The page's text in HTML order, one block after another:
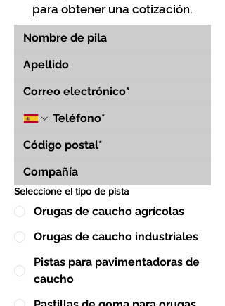
para obtener una cotización.
Seleccione el tipo de pista
Orugas de caucho agrícolas
Orugas de caucho industriales
Pistas para pavimentadoras de
caucho